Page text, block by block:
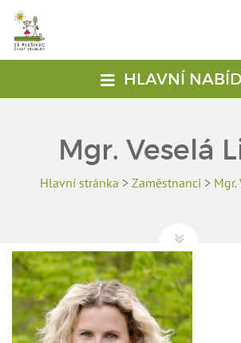
HLAVNÍ
Mgr. Veselá
Hlavní stránka > Zaměstnanci > Mgr.